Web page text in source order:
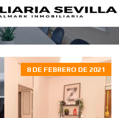
SEVILLA
8 DE FEBRERO DE 2021